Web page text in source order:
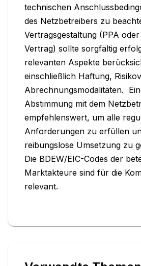
technischen
des Netzbetreibers zu
Vertragsgestaltung (PPA
Vertrag) sollte sorgfältig
relevanten Aspekte
einschließlich Haftung,
Abrechnungsmodalitäten.
Abstimmung mit dem
empfehlenswert, um alle
Anforderungen zu erfüllen
reibungslose Umsetzung zu
Die BDEW/EIC-Codes der
Marktakteure sind für die
relevant.